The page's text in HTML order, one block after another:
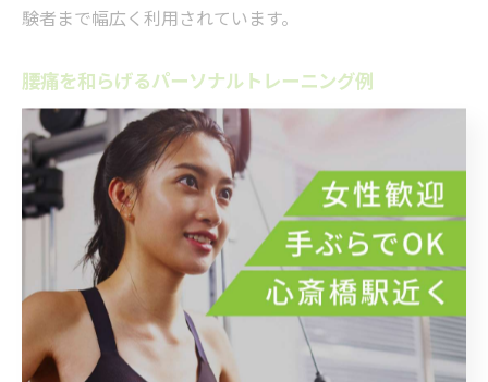
験者まで幅広く利用されています。
腰痛を和らげるパーソナルトレーニング例
腰痛を和らげるためのパーソナルトレーニングには、体
幹強化や柔軟性向上を目的としたエクササイズが効果的
です。心斎橋駅近のジムでは、ピラティスやバランスト
レーニング、ストレッチを組み合わせたプログラムが一
般的に提供されています。正しいフォームや呼吸法を専
門家が指導することで、安全かつ効果的に実践できま
具体的なトレーニング例としては、プランクやブリッ